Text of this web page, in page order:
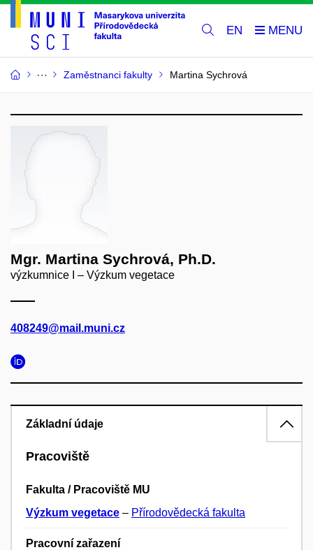
EN
Zaměstnanci fakulty Martina Sychrová
Mgr. Martina Sychrová, Ph.D.
výzkumnice I – Výzkum vegetace
408249@mail.muni.cz
Základní údaje
Pracoviště
Fakulta / Pracoviště MU
Výzkum vegetace – Přírodovědecká fakulta
Pracovní zařazení